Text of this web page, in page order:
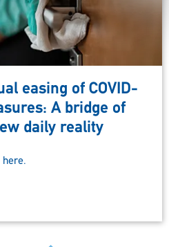
easing of COVID-
A bridge of
daily reality
here.